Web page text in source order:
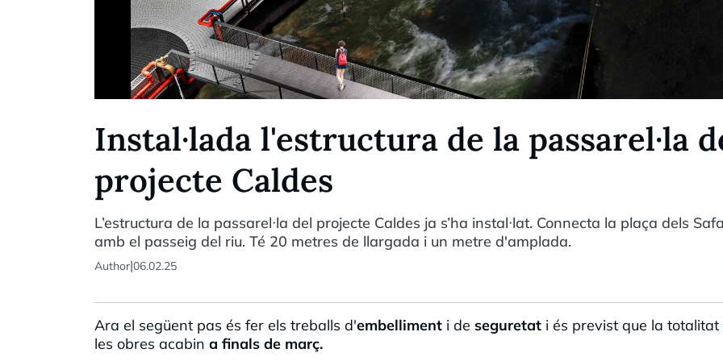
Instal·lada l'estructura de la passarel·la
projecte Caldes
L’estructura de la passarel·la del projecte Caldes ja s’ha instal·lat. Connecta la plaça dels
amb el passeig del riu. Té 20 metres de llargada i un metre d'amplada.
Author|06.02.25
Ara el següent pas és fer els treballs d'embelliment i de seguretat i és previst que la totalitat
les obres acabin a finals de març.